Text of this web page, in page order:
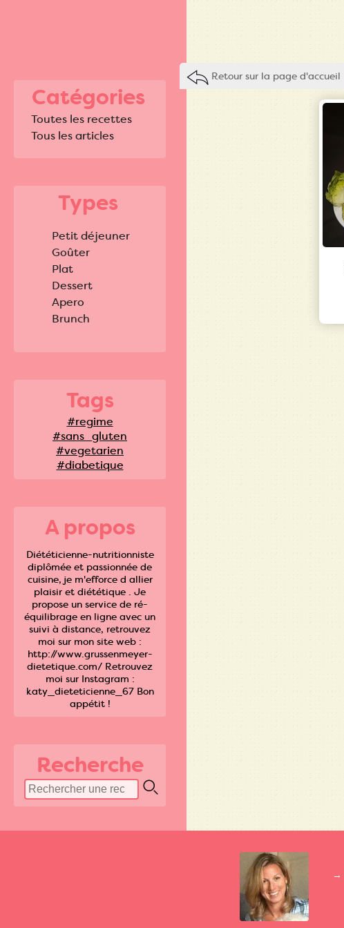
Catégories
Toutes les recettes
Tous les articles
Types
Petit déjeuner
Goûter
Plat
Dessert
Apero
Brunch
Tags
#regime
#sans_gluten
#vegetarien
#diabetique
A propos
Diététicienne-nutritionniste
diplômée et passionnée de
cuisine, je m'efforce d allier
plaisir et diététique . Je
propose un service de ré-
équilibrage en ligne avec un
suivi à distance, retrouvez
moi sur mon site web :
http://www.grussenmeyer-
dietetique.com/ Retrouvez
moi sur Instagram :
katy_dieteticienne_67 Bon
appétit !
Recherche
Retour sur la page d'accueil